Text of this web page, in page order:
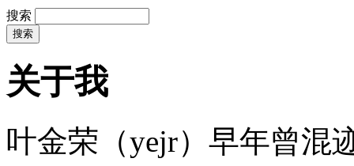
搜索
关于我
叶金荣（yejr）早年曾混